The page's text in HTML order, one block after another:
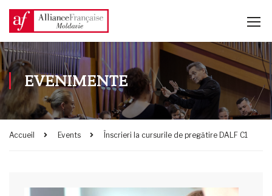
EVENIMENTE
Accueil Events Înscrieri la cursurile de pregătire DALF C1